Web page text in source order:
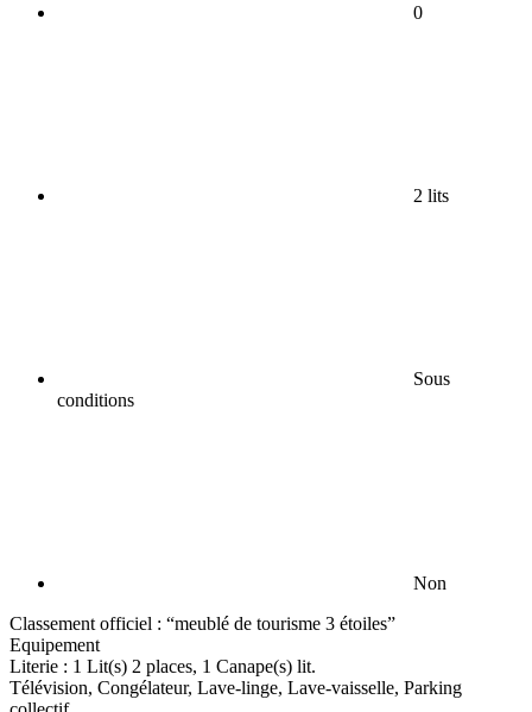
0
2 lits
Sous
conditions
Non
Classement officiel : “meublé de tourisme 3 étoiles”
Equipement
Literie : 1 Lit(s) 2 places, 1 Canape(s) lit.
Télévision, Congélateur, Lave-linge, Lave-vaisselle, Parking